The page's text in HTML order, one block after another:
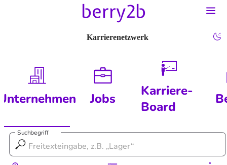
Karrierenetzwerk
Jobs
Karriere-
Board
Suchbegriff